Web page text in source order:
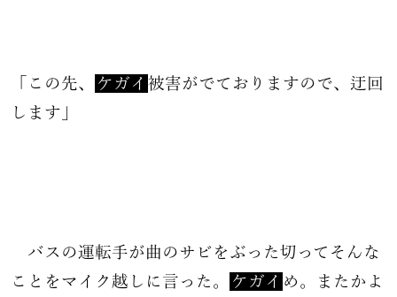
「この先、 ケガイ 被害がでておりますので、迂回
します」
バスの運転手が曲のサビをぶった切ってそんな
ことをマイク越しに言った。
ケガイ め。またかよ